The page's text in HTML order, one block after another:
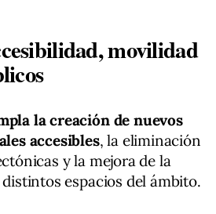
movilidad
la creación de nuevos
accesibles, la eliminación
y la mejora de la
espacios del ámbito.